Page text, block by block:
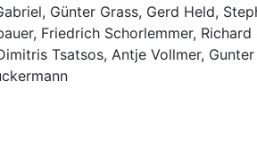
Günter Grass, Gerd Held,
Friedrich Schorlemmer,
Tsatsos, Antje Vollmer,